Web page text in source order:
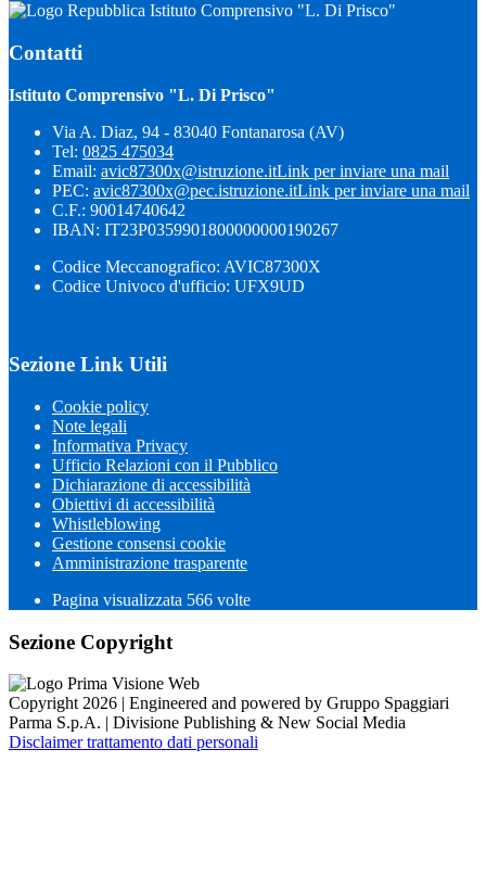
Istituto Comprensivo "L. Di Prisco"
Contatti
Istituto Comprensivo "L. Di Prisco"
Via A. Diaz, 94 - 83040 Fontanarosa (AV)
Tel: 0825 475034
Email: avic87300x@istruzione.itLink per inviare una mail
PEC: avic87300x@pec.istruzione.itLink per inviare una mail
C.F.: 90014740642
IBAN: IT23P0359901800000000190267
Codice Meccanografico: AVIC87300X
Codice Univoco d'ufficio: UFX9UD
Sezione Link Utili
Cookie policy
Note legali
Informativa Privacy
Ufficio Relazioni con il Pubblico
Dichiarazione di accessibilità
Obiettivi di accessibilità
Whistleblowing
Gestione consensi cookie
Amministrazione trasparente
Pagina visualizzata 566 volte
Sezione Copyright
Copyright 2026 | Engineered and powered by Gruppo Spaggiari
Parma S.p.A. | Divisione Publishing & New Social Media
Disclaimer trattamento dati personali